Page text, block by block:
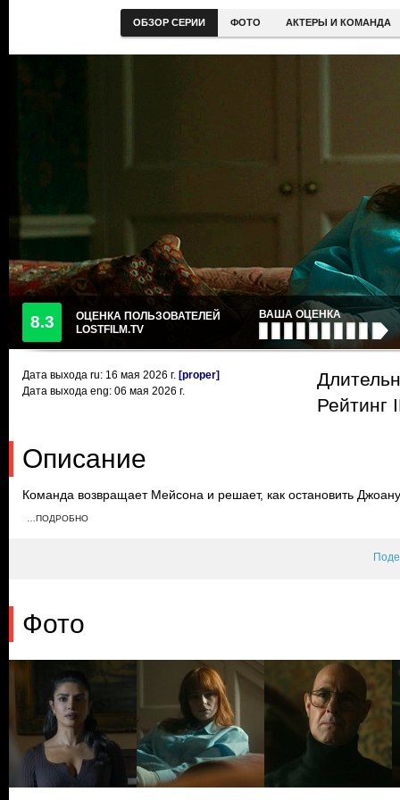
ОБЗОР СЕРИИ ФОТО АКТЕРЫ И КОМАНДА
8.3
ОЦЕНКА ПОЛЬЗОВАТЕЛЕЙ
LOSTFILM.TV
ВАША ОЦЕНКА
Дата выхода ru: 16 мая 2026 г. [proper]
Дата выхода eng: 06 мая 2026 г.
Рейтинг
Описание
Команда возвращает Мейсона и решает, как остановить
Джоана встречается с российским премьер-министром и
…ПОДРОБНО
Фото